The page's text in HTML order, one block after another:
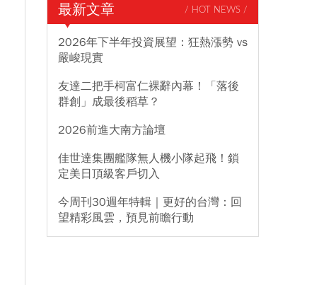
最新文章 / HOT NEWS /
2026年下半年投資展望：狂熱漲勢 vs
嚴峻現實
友達二把手柯富仁裸辭內幕！「落後
群創」成最後稻草？
2026前進大南方論壇
佳世達集團艦隊無人機小隊起飛！鎖
定美日頂級客戶切入
今周刊30週年特輯｜更好的台灣：回
望精彩風雲，預見前瞻行動